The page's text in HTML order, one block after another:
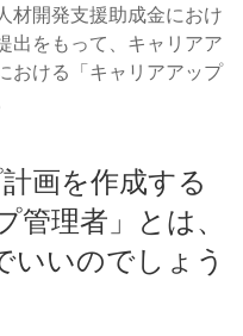
材開発支援助成金におけ
出をもって、キャリアア
おける「キャリアアップ
画を作成する
理者」とは、
いいのでしょう